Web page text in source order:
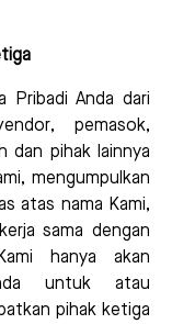
Pribadi Anda dari
pemasok,
dan pihak lainnya
mengumpulkan
atas nama Kami,
sama dengan
hanya akan
untuk atau
pihak ketiga